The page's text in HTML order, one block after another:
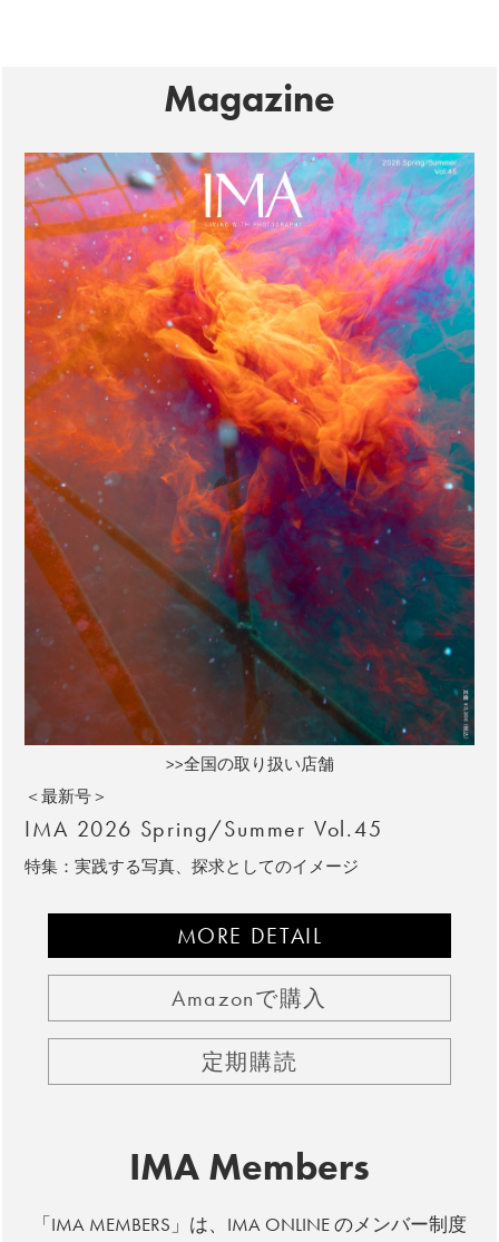
Magazine
>>全国の取り扱い店舗
＜最新号＞
IMA 2026 Spring/Summer Vol.45
特集：実践する写真、探求としてのイメージ
MORE DETAIL
Amazonで購入
定期購読
IMA Members
「IMA MEMBERS」は、IMA ONLINE のメンバー制度